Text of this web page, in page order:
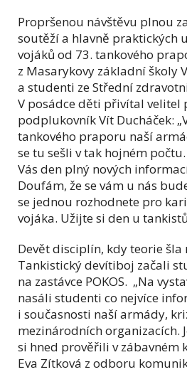
Propršenou návštěvu plnou
soutěží a hlavně praktických
vojáků od 73. tankového
z Masarykovy základní školy
a studenti ze Střední
V posádce děti přivítal velitel
podplukovník Vít Ducháček:
tankového praporu naší
se tu sešli v tak hojném
Vás den plný nových
Doufám, že se vám u nás
se jednou rozhodnete pro
vojáka. Užijte si den u
Devět disciplín, kdy teorie šla
Tankistický devítiboj začali
na zastávce POKOS. „Na
nasáli studenti co nejvíce
i současnosti naší armády,
mezinárodních organizacích.
si hned prověřili v zábavném
Eva Zítková z odboru